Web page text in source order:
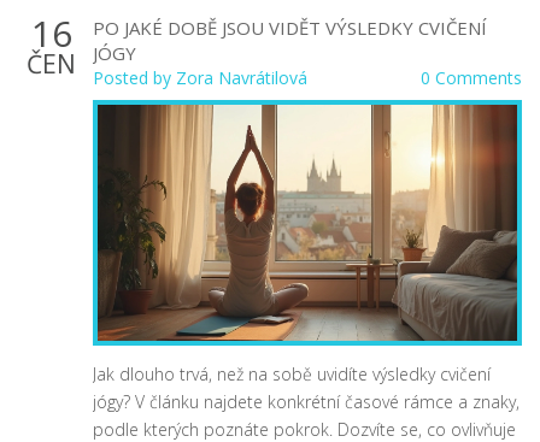
16
ČEN
PO JAKÉ DOBĚ JSOU VIDĚT VÝSLEDKY CVIČENÍ
JÓGY
Posted by Zora Navrátilová 0 Comments
Jak dlouho trvá, než na sobě uvidíte výsledky cvičení
jógy? V článku najdete konkrétní časové rámce a znaky,
podle kterých poznáte pokrok. Dozvíte se, co ovlivňuje